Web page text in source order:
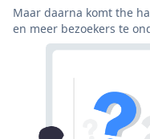
Maar daarna komt the
en meer bezoekers te